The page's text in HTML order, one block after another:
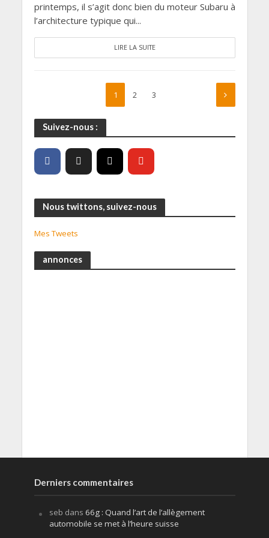
printemps, il s’agit donc bien du moteur Subaru à
l’architecture typique qui...
LIRE LA SUITE
1 2 3
Suivez-nous :
Nous twittons, suivez-nous
Mes Tweets
annonces
Derniers commentaires
seb dans 66g : Quand l’art de l’allègement
automobile se met à l’heure suisse